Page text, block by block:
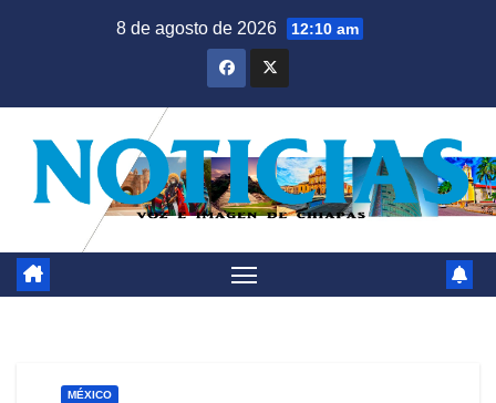
8 de agosto de 2026 12:10 am
MÉXICO